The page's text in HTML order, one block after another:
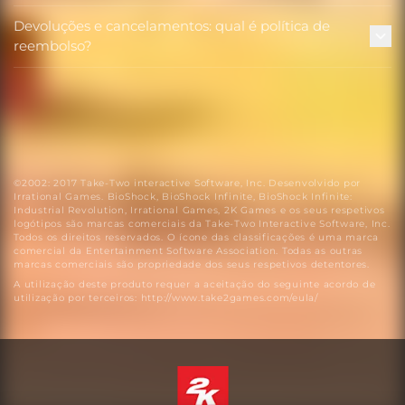
Devoluções e cancelamentos: qual é política de
reembolso?
©2002: 2017 Take-Two interactive Software, Inc. Desenvolvido por
Irrational Games. BioShock, BioShock Infinite, BioShock Infinite:
Industrial Revolution, Irrational Games, 2K Games e os seus respetivos
logótipos são marcas comerciais da Take-Two Interactive Software, Inc.
Todos os direitos reservados. O ícone das classificações é uma marca
comercial da Entertainment Software Association. Todas as outras
marcas comerciais são propriedade dos seus respetivos detentores.
A utilização deste produto requer a aceitação do seguinte acordo de
utilização por terceiros: http://www.take2games.com/eula/